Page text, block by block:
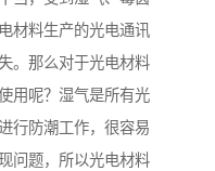
材料生产的光电通讯
。那么对于光电材料
用呢？湿气是所有光
行防潮工作，很容易
问题，所以光电材料